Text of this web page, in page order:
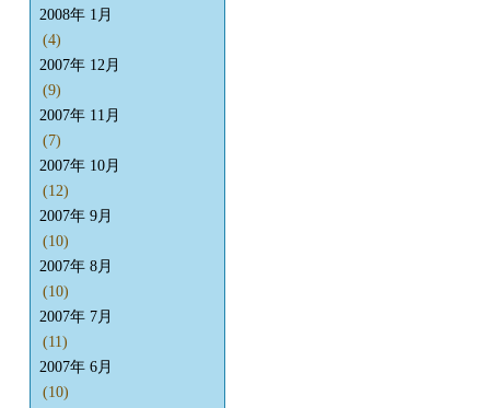
2008年 1月
(4)
2007年 12月
(9)
2007年 11月
(7)
2007年 10月
(12)
2007年 9月
(10)
2007年 8月
(10)
2007年 7月
(11)
2007年 6月
(10)